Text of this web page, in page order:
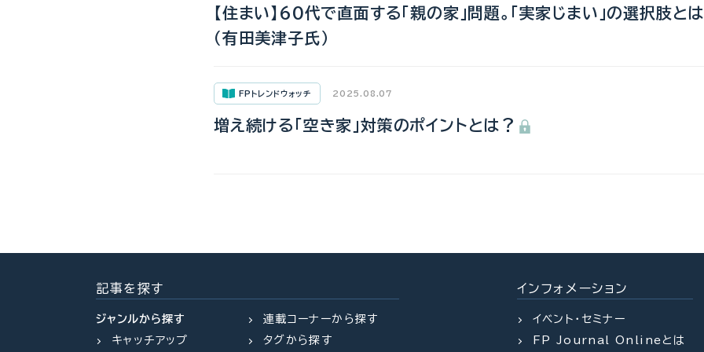
【住まい】60代で直面する「親の家」問題。「実家じまい」の選択肢とは
（有田美津子氏）
FPトレンドウォッチ 2025.08.07
増え続ける「空き家」対策のポイントとは？
記事を探す
ジャンルから探す
キャッチアップ
連載コーナーから探す
タグから探す
インフォメーション
イベント・セミナー
FP JournalOnlineとは